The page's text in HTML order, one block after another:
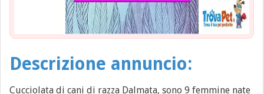
Descrizione annuncio:
Cucciolata di cani di razza Dalmata, sono 9 femmine nate